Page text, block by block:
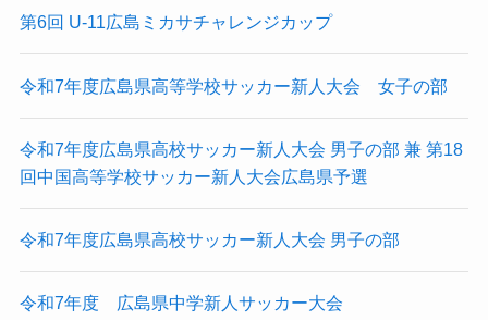
第6回 U-11広島ミカサチャレンジカップ
令和7年度広島県高等学校サッカー新人大会 女子の部
令和7年度広島県高校サッカー新人大会 男子の部 兼 第18
回中国高等学校サッカー新人大会広島県予選
令和7年度広島県高校サッカー新人大会 男子の部
令和7年度 広島県中学新人サッカー大会